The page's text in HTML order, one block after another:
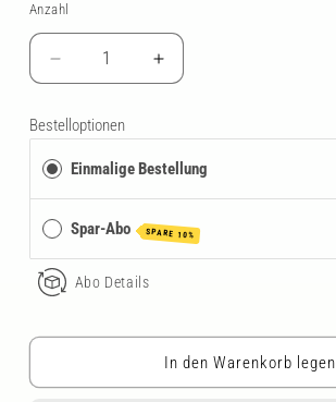
Anzahl
Anzahl
Verringere
die
Menge
für
NATURWERK
Nephrofive
Erhöhe
die
für
NATURWERK
Nephrofive
Bestelloptionen
Einmalige Bestellung
Spar-Abo SPARE 10%
Abo Details
In den Warenkorb legen